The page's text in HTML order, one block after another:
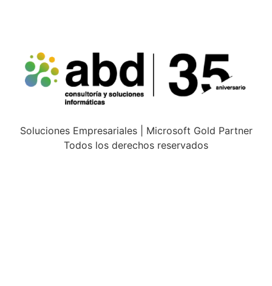
Soluciones Empresariales | Microsoft Gold Partner
Todos los derechos reservados